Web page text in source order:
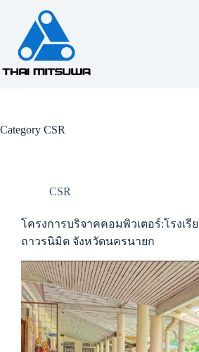
Category CSR
CSR
โครงการบริจาคคอมพิวเตอร์:โรงเรี
ถาวรนิมิต จังหวัดนครนายก